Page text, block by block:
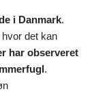
i Danmark.
det kan
har observeret
.